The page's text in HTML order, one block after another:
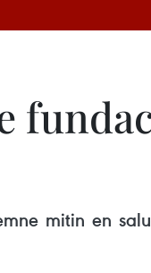
mitin en